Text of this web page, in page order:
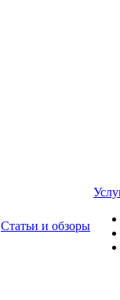
Статьи и обзоры